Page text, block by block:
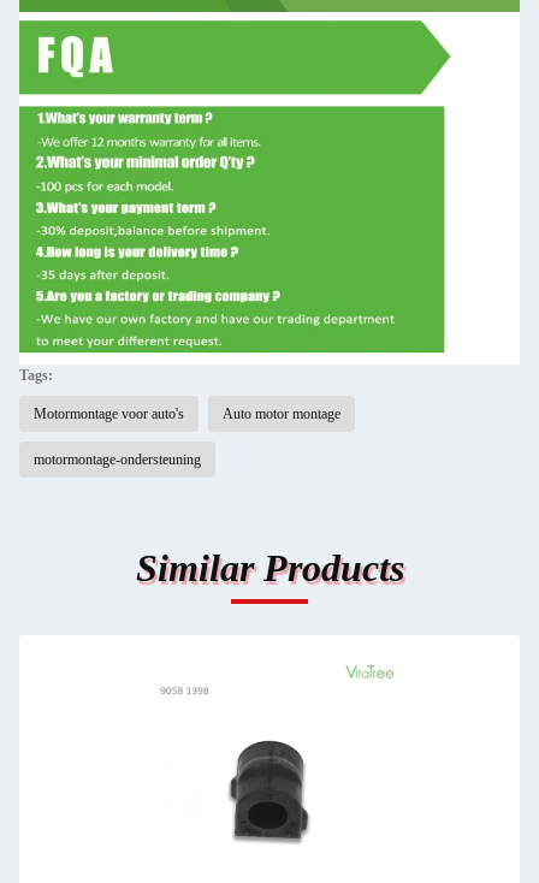
Tags:
Motormontage voor auto's Auto motor montage
motormontage-ondersteuning
Similar Products